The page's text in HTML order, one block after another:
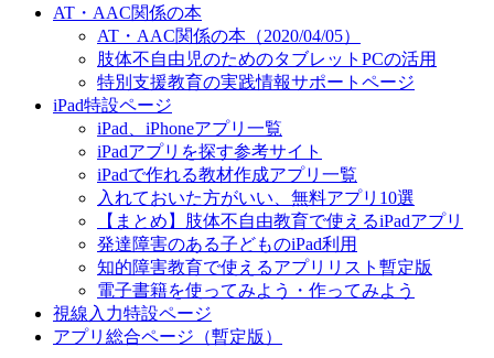
AT・AAC関係の本
AT・AAC関係の本（2020/04/05）
肢体不自由児のためのタブレットPCの活用
特別支援教育の実践情報サポートページ
iPad特設ページ
iPad、iPhoneアプリ一覧
iPadアプリを探す参考サイト
iPadで作れる教材作成アプリ一覧
入れておいた方がいい、無料アプリ10選
【まとめ】肢体不自由教育で使えるiPadアプリ
発達障害のある子どものiPad利用
知的障害教育で使えるアプリリスト暫定版
電子書籍を使ってみよう・作ってみよう
視線入力特設ページ
アプリ総合ページ（暫定版）